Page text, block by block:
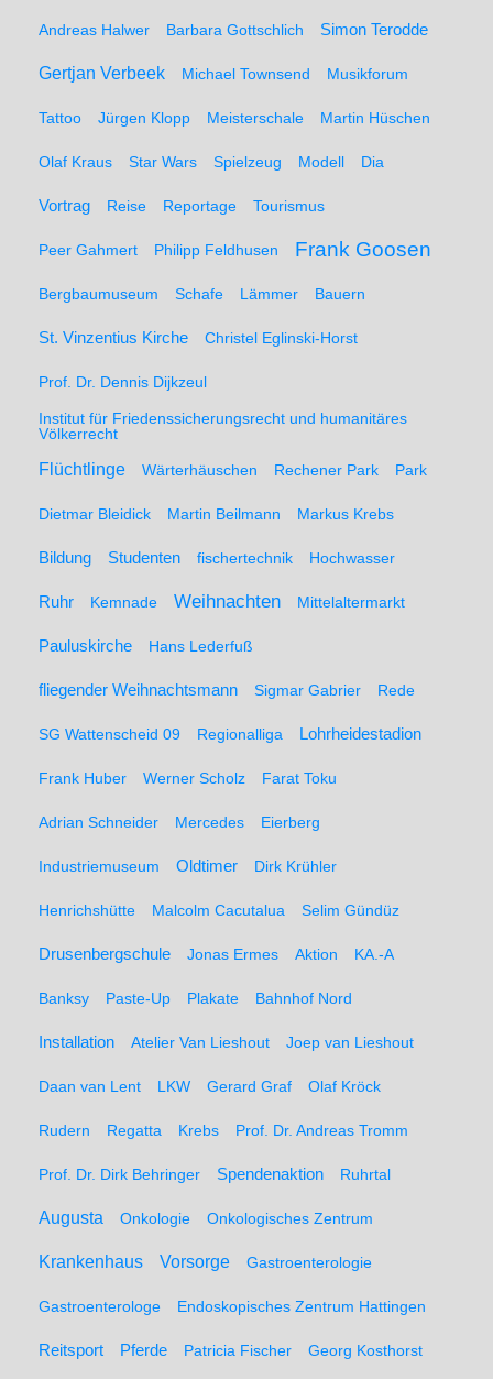
Andreas Halwer Barbara Gottschlich Simon Terodde
Gertjan Verbeek Michael Townsend Musikforum
Tattoo Jürgen Klopp Meisterschale Martin Hüschen
Olaf Kraus Star Wars Spielzeug Modell Dia
Vortrag Reise Reportage Tourismus
Peer Gahmert Philipp Feldhusen Frank Goosen
Bergbaumuseum Schafe Lämmer Bauern
St. Vinzentius Kirche Christel Eglinski-Horst
Prof. Dr. Dennis Dijkzeul
Institut für Friedenssicherungsrecht und humanitäres
Völkerrecht
Flüchtlinge Wärterhäuschen Rechener Park Park
Dietmar Bleidick Martin Beilmann Markus Krebs
Bildung Studenten fischertechnik Hochwasser
Ruhr Kemnade Weihnachten Mittelaltermarkt
Pauluskirche Hans Lederfuß
fliegender Weihnachtsmann Sigmar Gabrier Rede
SG Wattenscheid 09 Regionalliga Lohrheidestadion
Frank Huber Werner Scholz Farat Toku
Adrian Schneider Mercedes Eierberg
Industriemuseum Oldtimer Dirk Krühler
Henrichshütte Malcolm Cacutalua Selim Gündüz
Drusenbergschule Jonas Ermes Aktion KA.-A
Banksy Paste-Up Plakate Bahnhof Nord
Installation Atelier Van Lieshout Joep van Lieshout
Daan van Lent LKW Gerard Graf Olaf Kröck
Rudern Regatta Krebs Prof. Dr. Andreas Tromm
Prof. Dr. Dirk Behringer Spendenaktion Ruhrtal
Augusta Onkologie Onkologisches Zentrum
Krankenhaus Vorsorge Gastroenterologie
Gastroenterologe Endoskopisches Zentrum Hattingen
Reitsport Pferde Patricia Fischer Georg Kosthorst